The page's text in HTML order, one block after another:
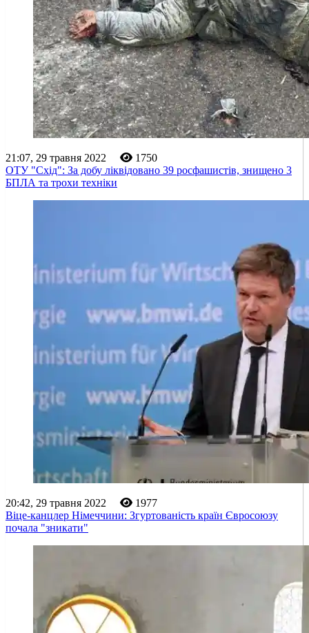
21:07, 29 травня 2022
1750
ОТУ "Схід": За добу ліквідовано 39 росфашистів, знищено 3
БПЛА та трохи техніки
20:42, 29 травня 2022
1977
Віце-канцлер Німеччини: Згуртованість країн Євросоюзу
почала "зникати"